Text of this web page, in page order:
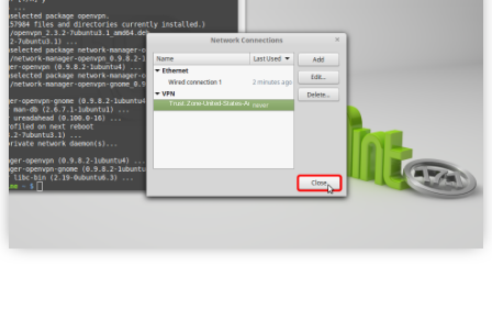
Trust.Zone-United-States-Amazon-Prime-Video